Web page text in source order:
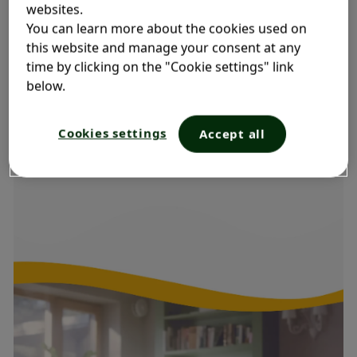
Podwójna dawka leku, na silne
skurczowe bóle brzucha
Sprawdź
websites.
You can learn more about the cookies used on
this website and manage your consent at any
time by clicking on the "Cookie settings" link
below.
Cookies settings Accept all